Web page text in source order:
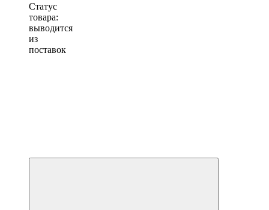
Статус
товара:
выводится
из
поставок